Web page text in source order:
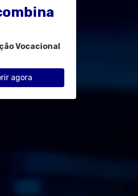
Vocacional
agora